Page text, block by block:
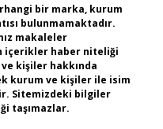
bir marka, kurum
bulunmamaktadır.
makaleler
içerikler haber niteliği
kişiler hakkında
kurum ve kişiler ile isim
Sitemizdeki bilgiler
taşımazlar.